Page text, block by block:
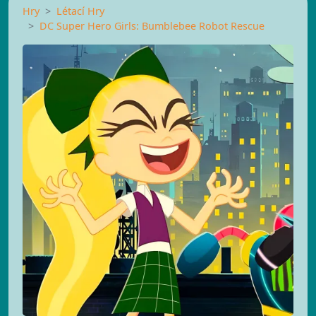
Hry
Létací Hry
DC Super Hero Girls: Bumblebee Robot Rescue